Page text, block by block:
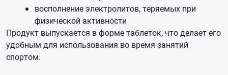
восполнение электролитов, теряемых при
физической активности
Продукт выпускается в форме таблеток, что делает его
удобным для использования во время занятий
спортом.